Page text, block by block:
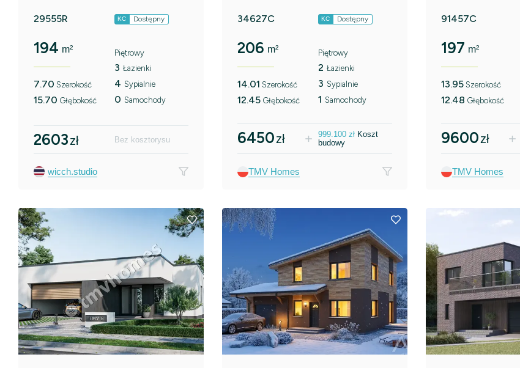
29555R KC Dostępny
194 m²
7.70 Szerokość
15.70 Głębokość
Piętrowy
3 Łazienki
4 Sypialnie
0 Samochody
2603zł Bez kosztorysu
wicch.studio
34627C KC Dostępny
206 m²
14.01 Szerokość
12.45 Głębokość
Piętrowy
2 Łazienki
3 Sypialnie
1 Samochody
6450zł 999.100 zł Koszt
budowy
TMV Homes
91457C
197 m²
13.95 Szerokość
12.48 Głębokość
9600zł
TMV Homes